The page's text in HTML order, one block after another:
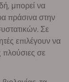
μπορεί να
πράσινα στην
Σε
επιλέγουν να
σε